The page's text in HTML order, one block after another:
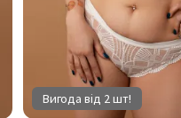
Вигода від 2 шт!